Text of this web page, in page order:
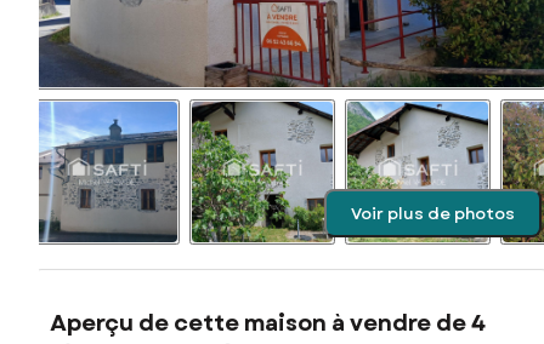
Voir plus de photos
Aperçu de cette maison à vendre de 4